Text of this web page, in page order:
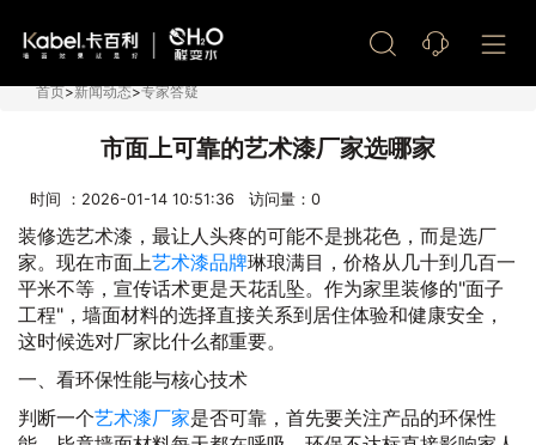
首页>新闻动态>专家答疑
市面上可靠的艺术漆厂家选哪家
时间 ：2026-01-14 10:51:36 访问量： 0
装修选艺术漆，最让人头疼的可能不是挑花色，而是选厂
家。现在市面上艺术漆品牌琳琅满目，价格从几十到几百一
平米不等，宣传话术更是天花乱坠。作为家里装修的"面子
工程"，墙面材料的选择直接关系到居住体验和健康安全，
这时候选对厂家比什么都重要。
一、看环保性能与核心技术
判断一个艺术漆厂家是否可靠，首先要关注产品的环保性